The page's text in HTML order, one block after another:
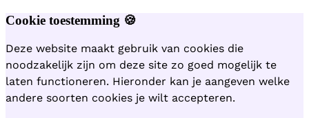
Cookie toestemming 🍪
Deze website maakt gebruik van cookies die
noodzakelijk zijn om deze site zo goed mogelijk te
laten functioneren. Hieronder kan je aangeven welke
andere soorten cookies je wilt accepteren.